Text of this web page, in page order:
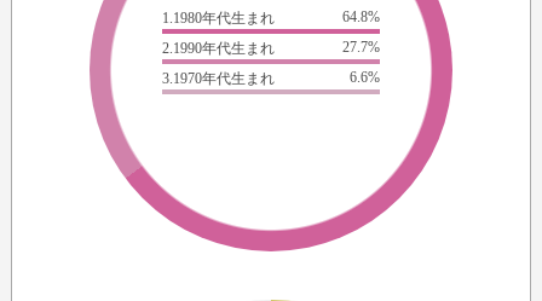
i will love the way you are
（あなたにときめいてる）
and i swear forever
（永遠に誓って）
even if the sun goes out
（日が暮れても）
always together in this place
（いつも一緒）
（ここがあなたと私の居場所）
1.1980年代生まれ
64.8%
2.1990年代生まれ
27.7%
3.1970年代生まれ
6.6%